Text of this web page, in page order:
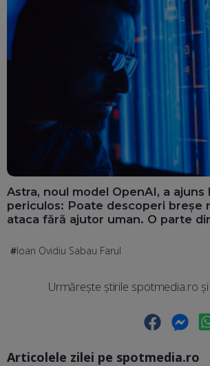
Astra, noul model OpenAI, a ajuns
periculos: Poate descoperi breșe
ataca fără ajutor uman. O parte
Ioan Ovidiu Sabau Farul
Urmărește știrile spotmedia.ro
Facebook
Articolele zilei pe spotmedia.ro